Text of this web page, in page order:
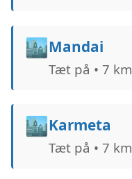
🏙️Mandai
Tæt på • 7 km
🏙️Karmeta
Tæt på • 7 km